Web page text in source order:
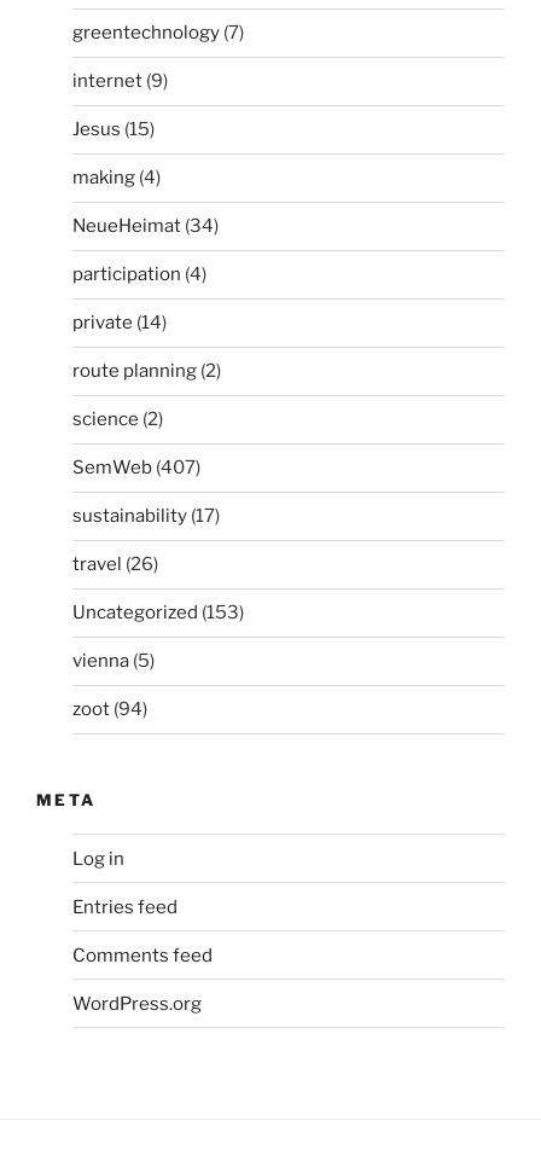
greentechnology (7)
internet (9)
Jesus (15)
making (4)
NeueHeimat (34)
participation (4)
private (14)
route planning (2)
science (2)
SemWeb (407)
sustainability (17)
travel (26)
Uncategorized (153)
vienna (5)
zoot (94)
META
Log in
Entries feed
Comments feed
WordPress.org